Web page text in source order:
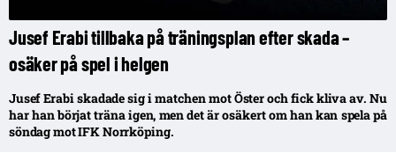
Jusef Erabi tillbaka på träningsplan efter skada –
osäker på spel i helgen
Jusef Erabi skadade sig i matchen mot Öster och fick kliva av. Nu
har han börjat träna igen, men det är osäkert om han kan spela på
söndag mot IFK Norrköping.